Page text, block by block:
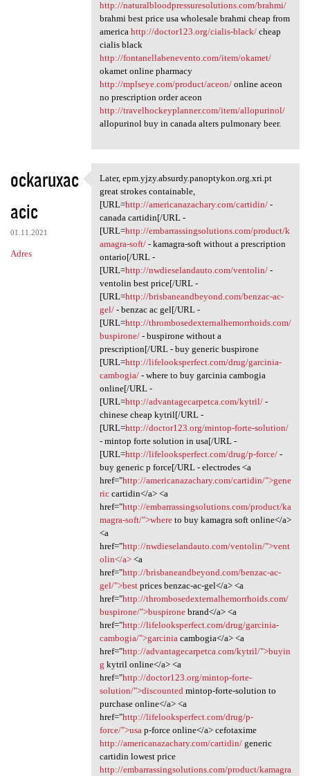
http://naturalbloodpressuresolutions.com/brahmi/
brahmi best price usa wholesale brahmi cheap from
america http://doctor123.org/cialis-black/cheap
cialis black
http://fontanellabenevento.com/item/okamet/
okamet online pharmacy
http://mplseye.com/product/aceon/online aceon
no prescription order aceon
http://travelhockeyplanner.com/item/allopurinol/
allopurinol buy in canada alters pulmonary beer.
ockaruxac
acic
01.11.2021
Adres
Later, epm.yjzy.absurdy
Later, epm.yjzy.absurdy.panoptykon.org.xri.pt
great strokes containable,
[URL=http://americanazachary.com/cartidin/-
canada cartidin[/URL -
[URL=http://embarrassingsolutions.com/product/k
amagra-soft/- kamagra-soft without a prescription
ontario[/URL -
[URL=http://nwdieselandauto.com/ventolin/-
ventolin best price[/URL -
[URL=http://brisbaneandbeyond.com/benzac-ac-
gel/- benzac ac gel[/URL -
[URL=http://thrombosedexternalhemorrhoids.com/
buspirone/- buspirone without a
prescription[/URL - buy generic buspirone
[URL=http://lifelooksperfect.com/drug/garcinia-
cambogia/- where to buy garcinia cambogia
online[/URL -
[URL=http://advantagecarpetca.com/kytril/-
chinese cheap kytril[/URL -
[URL=http://doctor123.org/mintop-forte-solution/
- mintop forte solution in usa[/URL -
[URL=http://lifelooksperfect.com/drug/p-force/-
buy generic p force[/URL - electrodes <a
href="http://americanazachary.com/cartidin/">gene
riccartidin</a> <a
href="http://embarrassingsolutions.com/product/ka
magra-soft/">whereto buy kamagra soft online</a>
<a
href="http://nwdieselandauto.com/ventolin/">vent
olin</a><a
href="http://brisbaneandbeyond.com/benzac-ac-
gel/">bestprices benzac-ac-gel</a> <a
href="http://thrombosedexternalhemorrhoids.com/
buspirone/">buspironebrand</a> <a
href="http://lifelooksperfect.com/drug/garcinia-
cambogia/">garcinia cambogia</a> <a
href="http://advantagecarpetca.com/kytril/">buyin
g kytril online</a> <a
href="http://doctor123.org/mintop-forte-
solution/">discounted mintop-forte-solution to
purchase online</a> <a
href="http://lifelooksperfect.com/drug/p-
force/">usa p-force online</a> cefotaxime
http://americanazachary.com/cartidin/generic
cartidin lowest price
http://embarrassingsolutions.com/product/kamagra